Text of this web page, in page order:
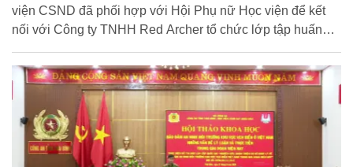
viện CSND đã phối hợp với Hội Phụ nữ Học viện để kết
nối với Công ty TNHH Red Archer tổ chức lớp tập huấn
bồi dưỡng các kiến thức, kỹ năng về truyền thông cho
đoàn viên, thanh niên là thành viên của Câu lạc bộ Truyền
hình PPA TV và Câu lạc bộ Nội san - Truyền thanh.